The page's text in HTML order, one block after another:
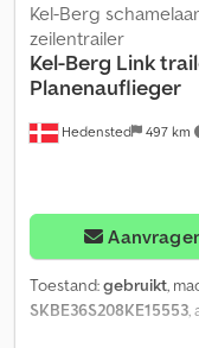
Hedensted 497 km
Kel-Berg
zeilentrailer
Kel-Berg Link
Planenauflieger
Toestand:gebruikt,
SKBE36S208KE15553,